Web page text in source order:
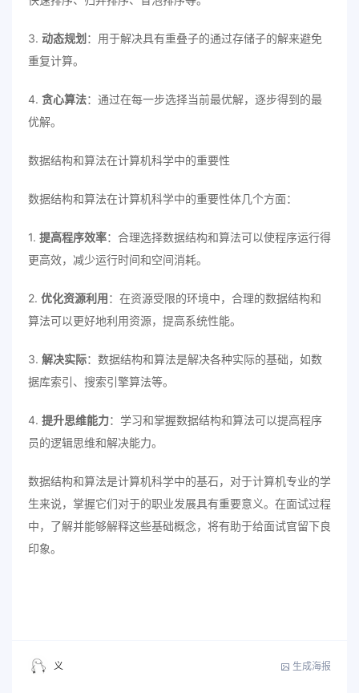
3. 动态规划 ：用于解决具有重叠子的通过存储子的解来避免
重复计算。
4. 贪心算法：通过在每一步选择当前最优解，逐步得到的最
优解。
数据结构和算法在计算机科学中的重要性
数据结构和算法在计算机科学中的重要性体几个方面：
1. 提高程序效率：合理选择数据结构和算法可以使程序运行得
更高效，减少运行时间和空间消耗。
2. 优化资源利用：在资源受限的环境中，合理的数据结构和
算法可以更好地利用资源，提高系统性能。
3. 解决实际：数据结构和算法是解决各种实际的基础，如数
据库索引、搜索引擎算法等。
4. 提升思维能力：学习和掌握数据结构和算法可以提高程序
员的逻辑思维和解决能力。
数据结构和算法是计算机科学中的基石，对于计算机专业的学
生来说，掌握它们对于的职业发展具有重要意义。在面试过程
中，了解并能够解释这些基础概念，将有助于给面试官留下良
印象。
义 生成海报